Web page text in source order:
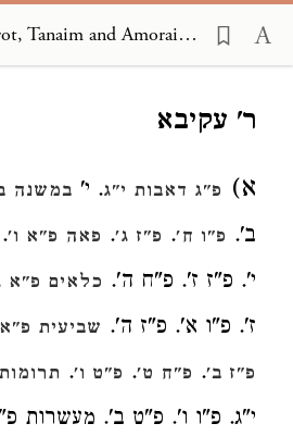
Seder HaDorot, Tanaim and Amoraim 2917
ר' עקיבא
א) פ"ג דאבות י"ג. י' במשנה
ב'. פ"ו ח'. פ"ז ג'. פאה פ"א ו'
י'. פ"ז ז'. פ"ח ה'. כלאים פ"א
ז'. פ"ו א'. פ"ז ה'. שביעית
פ"ז ב'. פ"ח ט'. פ"ט ו'.
י"ג. פ"ו ו'. פ"ט ב'. מעשרות